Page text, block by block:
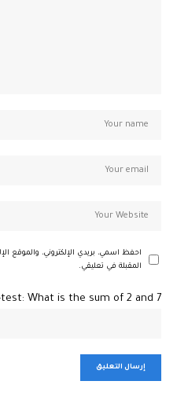
احفظ اسمي، بريدي الإلكتروني، والموقع
المقبلة في تعليقي.
What is the sum of 2 and 7?*